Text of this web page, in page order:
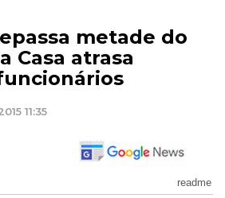
metade do
Casa atrasa
11:35
readme